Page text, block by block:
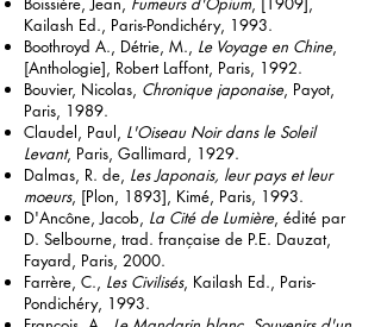
Kailash Ed., Paris-Pondichéry, 1993.
Boothroyd A., Détrie, M., Le Voyage en Chine,
[Anthologie], Robert Laffont, Paris, 1992.
Bouvier, Nicolas, Chronique japonaise, Payot,
Paris, 1989.
Claudel, Paul, L'Oiseau Noir dans le Soleil
Levant, Paris, Gallimard, 1929.
Dalmas, R. de, Les Japonais, leur pays et leur
moeurs, [Plon, 1893], Kimé, Paris, 1993.
D'Ancône, Jacob, La Cité de Lumière, édité par
D. Selbourne, trad. française de P.E. Dauzat,
Fayard, Paris, 2000.
Farrère, C., Les Civilisés, Kailash Ed., Paris-
Pondichéry, 1993.